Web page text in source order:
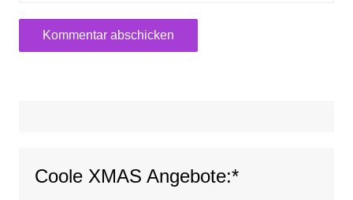
Coole XMAS Angebote:*